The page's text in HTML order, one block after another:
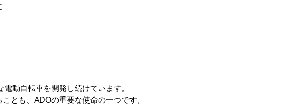
動自転車を開発し続けています。
とも、ADOの重要な使命の一つです。